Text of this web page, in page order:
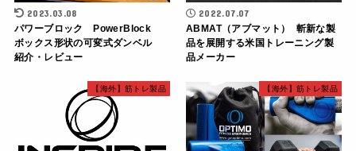
2023.03.08
パワーブロック PowerBlock
ボックス形状の可変式ダンベル
紹介・レビュー
2022.07.07
ABMAT（アブマット） 斬新な製
品を展開する米国トレーニング製
品メーカー
【海外】筋トレ製品 【海外】筋トレ製品